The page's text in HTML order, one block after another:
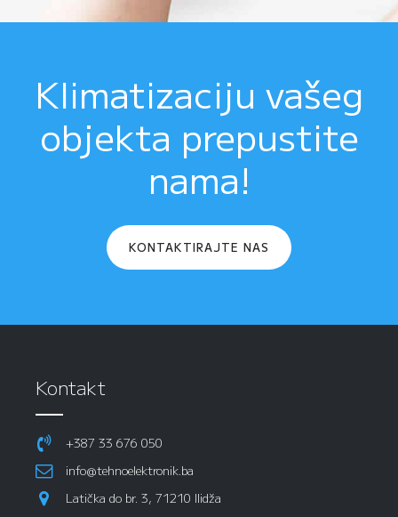
Klimatizaciju vašeg
objekta prepustite
nama!
KONTAKTIRAJTE NAS
Kontakt
+387 33 676 050
info@tehnoelektronik.ba
Latička do br. 3, 71210 Ilidža